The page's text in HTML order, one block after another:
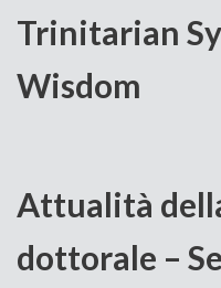
Trinitarian
Wisdom
Attualità
dottorale –